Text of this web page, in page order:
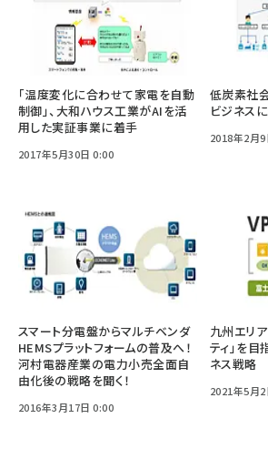
「温度変化に合わせて家電を自動
制御」、大和ハウス工業がAIを活
用した実証事業に着手
2017年5月30日 0:00
低炭素社
ビジネス
2018年2月
スマート分電盤からマルチベンダ
HEMSプラットフォームの普及へ！
河村電器産業の電力小売全面自
由化後の戦略を聞く！
2016年3月17日 0:00
九州エリ
ティ」を
ネス戦略
2021年5月